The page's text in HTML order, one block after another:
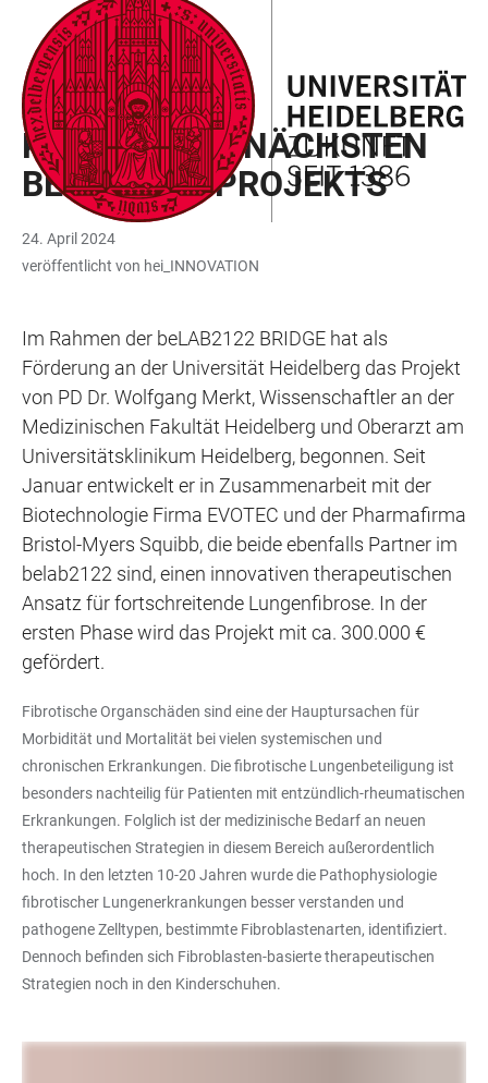
LINKS
ZUR
BARRIEREFREIHEIT
ZUM
HAUPTINHALT
HAUPTNAVIGATION
ÖFFNEN
WEBSEITENSUCHE
ÖFFNEN
FÖRDERUNG
KICKOFF DES NÄCHSTEN
BELAB2122 PROJEKTS
24. April 2024
veröffentlicht von hei_INNOVATION
Im Rahmen der beLAB2122 BRIDGE hat als
Förderung an der Universität Heidelberg das Projekt
von PD Dr. Wolfgang Merkt, Wissenschaftler an der
Medizinischen Fakultät Heidelberg und Oberarzt am
Universitätsklinikum Heidelberg, begonnen. Seit
Januar entwickelt er in Zusammenarbeit mit der
Biotechnologie Firma EVOTEC und der Pharmafirma
Bristol-Myers Squibb, die beide ebenfalls Partner im
belab2122 sind, einen innovativen therapeutischen
Ansatz für fortschreitende Lungenfibrose. In der
ersten Phase wird das Projekt mit ca. 300.000 €
gefördert.
Fibrotische Organschäden sind eine der Hauptursachen für
Morbidität und Mortalität bei vielen systemischen und
chronischen Erkrankungen. Die fibrotische Lungenbeteiligung ist
besonders nachteilig für Patienten mit entzündlich-rheumatischen
Erkrankungen. Folglich ist der medizinische Bedarf an neuen
therapeutischen Strategien in diesem Bereich außerordentlich
hoch. In den letzten 10-20 Jahren wurde die Pathophysiologie
fibrotischer Lungenerkrankungen besser verstanden und
pathogene Zelltypen, bestimmte Fibroblastenarten, identifiziert.
Dennoch befinden sich Fibroblasten-basierte therapeutischen
Strategien noch in den Kinderschuhen.